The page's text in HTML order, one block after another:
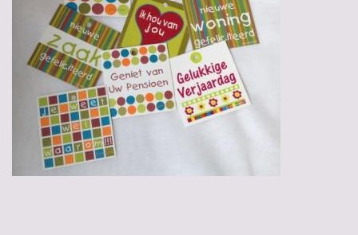
Lege kratten
Manden/Kratten
Mixdozen
Streekproducten